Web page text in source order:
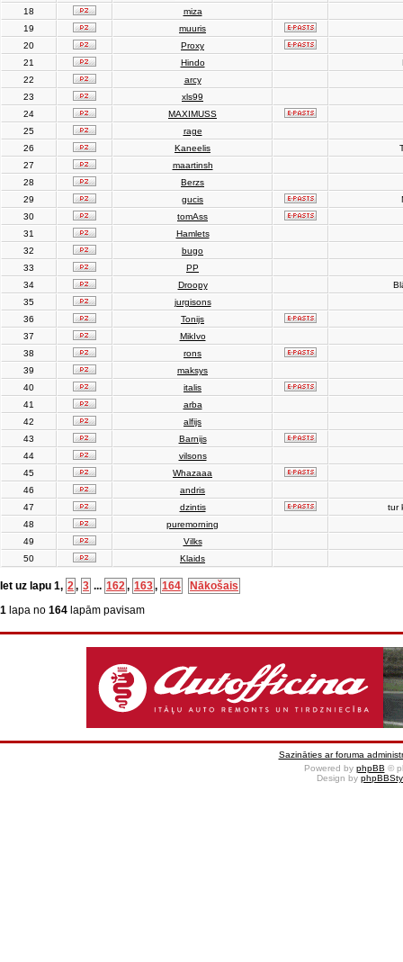
18
miza
19
muuris
20
Proxy
21
Hindo
22
arcy
23
xls99
24
MAXIMUSS
25
rage
26
Kaneelis
27
maartinsh
28
Berzs
29
gucis
30
tomAss
31
Hamlets
32
bugo
33
PP
34
Droopy
35
jurgisons
36
Tonijs
37
MikIvo
38
rons
39
maksys
40
italis
41
arba
42
alfijs
43
Barnijs
44
vilsons
45
Whazaaa
46
andris
47
dzintis
tur
48
puremorning
49
Vilks
50
Klaids
Iet uz lapu 1, 2, 3 ... 162, 163, 164
Nākošais
1 lapa no 164 lapām pavisam
Sazināties ar foruma
Powered by phpBB ©
Design by